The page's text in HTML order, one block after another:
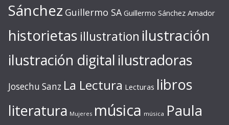
Sánchez Guillermo SA Guillermo Sánchez Amador
historietas illustration ilustración
ilustración digital ilustradoras
Josechu Sanz La Lectura Lecturas libros
literatura Mujeres música música Paula